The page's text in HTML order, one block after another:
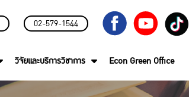
02-579-1544
วิจัยและบริการวิชาการ Econ Green Office